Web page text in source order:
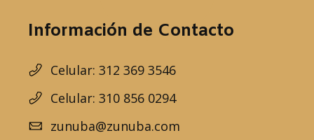
Información de Contacto
Celular: 312 369 3546
Celular: 310 856 0294
zunuba@zunuba.com